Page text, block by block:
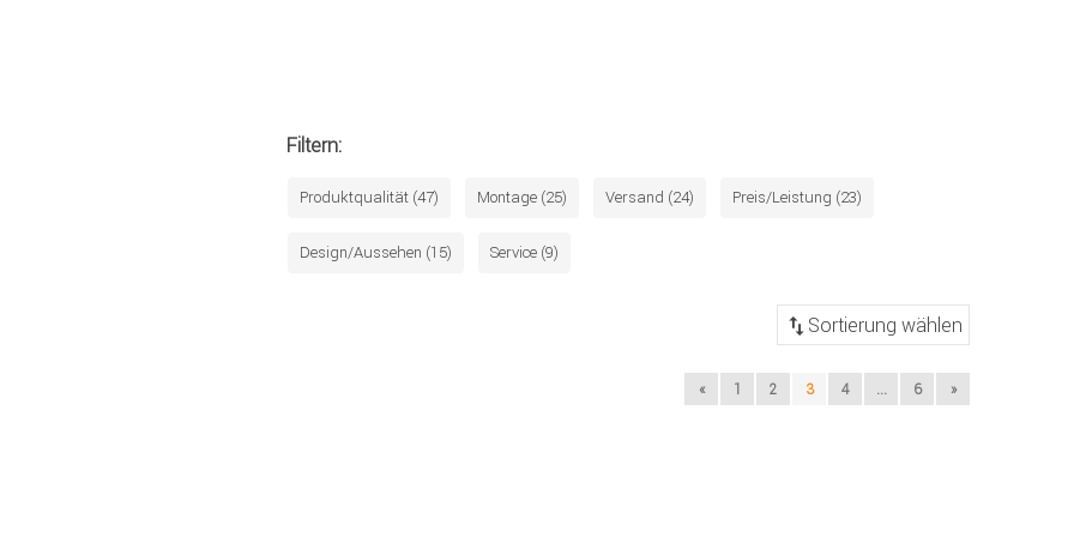
Filtern:
Produktqualität (47) Montage (25) Versand (24) Preis/Leistung (23)
Design/Aussehen (15) Service (9)
« 1 2 3 4 ... 6 »